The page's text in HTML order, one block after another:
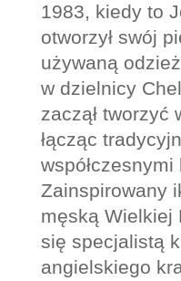
1983, kiedy to
otworzył swój
używaną
w dzielnicy
zaczął tworzyć
łącząc
współczesnymi
Zainspirowany
męską Wielkiej
się specjalistą
angielskiego